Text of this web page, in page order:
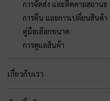
การจัดส่ง และติดตามสถานะ
การคืน และการเปลี่ยนสินค้า
คู่มือเลือกขนาด
การดูแลสินค้า
เกี่ยวกับเรา